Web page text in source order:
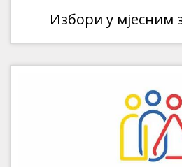
Избори у мјесним